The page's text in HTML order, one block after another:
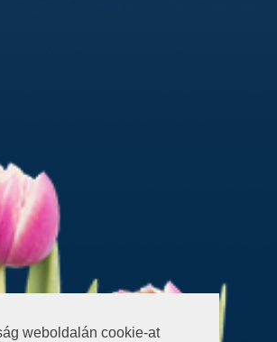
weboldalán cookie-at